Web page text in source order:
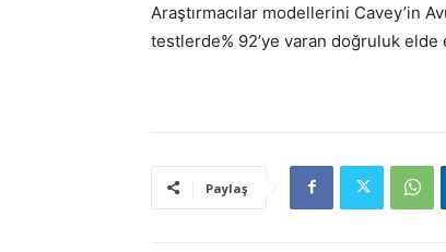
Araştırmacılar modellerini Cavey’in
testlerde% 92’ye varan doğruluk elde
Paylaş